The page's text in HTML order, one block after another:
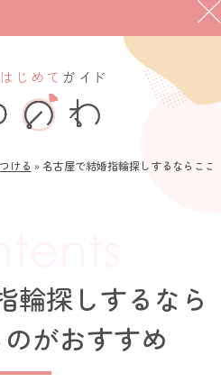
ける »名古屋で結婚指輪探しするならここ
輪探しするなら
がおすすめ